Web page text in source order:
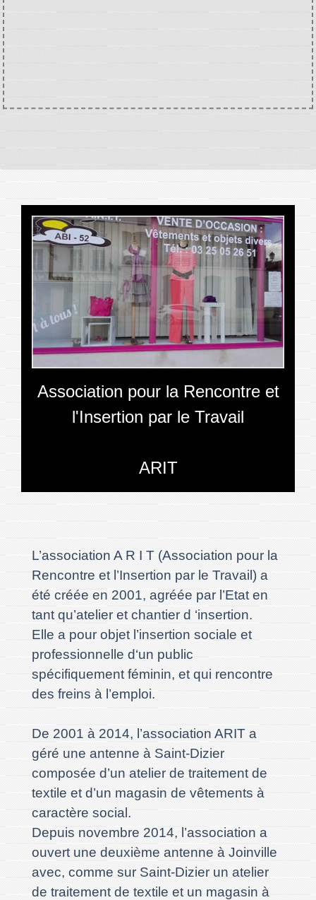
Association pour la Rencontre et
l'Insertion par le Travail
ARIT
L’association A R I T (Association pour la
Rencontre et l’Insertion par le Travail) a
été créée en 2001, agréée par l’Etat en
tant qu’atelier et chantier d ‘insertion.
Elle a pour objet l’insertion sociale et
professionnelle d‘un public
spécifiquement féminin, et qui rencontre
des freins à l’emploi.
De 2001 à 2014, l’association ARIT a
géré une antenne à Saint-Dizier
composée d’un atelier de traitement de
textile et d’un magasin de vêtements à
caractère social.
Depuis novembre 2014, l’association a
ouvert une deuxième antenne à Joinville
avec, comme sur Saint-Dizier un atelier
de traitement de textile et un magasin à